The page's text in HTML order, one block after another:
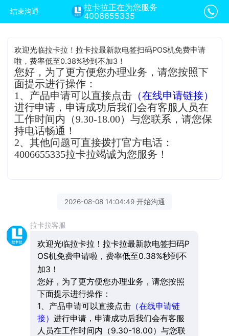
结束沟通
拉卡拉正在为您服务
4006655335
欢迎光临拉卡拉！拉卡拉最新款电签扫码POS机免费申请
啦，费率低至0.38%秒到不加3！
您好，为了更方便您办理业务，请您按照下
面提示进行操作：
1、产品申请可以直接点击 （在线申请链接）
进行申请，申请成功后我们会有客服人员在
工作时间内（9.30-18.00）与您联系，请您保
持电话畅通！
2、其他问题可直接拨打官方电话：
4006655335拉卡拉竭诚为您服务！
2026-08-08 14:04:49 开始沟通
拉卡拉客服
欢迎光临拉卡拉！拉卡拉最新款电签扫码P
OS机免费申请啦，费率低至0.38%秒到不
加3！
您好，为了更方便您办理业务，请您按照
下面提示进行操作：
1、产品申请可以直接点击（在线申请链
接） 进行申请，申请成功后我们会有客服
人员在工作时间内（9.30-18.00）与您联